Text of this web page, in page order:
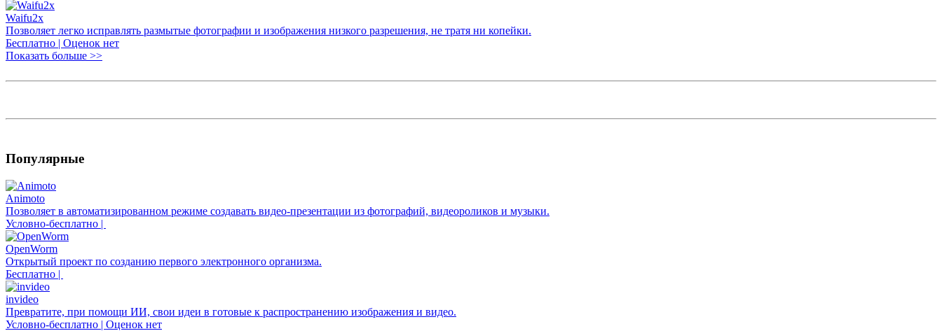
Waifu2x
Позволяет легко исправлять размытые фотографии и изображения низкого разрешения, не тратя ни копейки.
Бесплатно | Оценок нет
Показать больше >>
Популярные
Animoto
Позволяет в автоматизированном режиме создавать видео-презентации из фотографий, видеороликов и музыки.
Условно-бесплатно |
OpenWorm
Открытый проект по созданию первого электронного организма.
Бесплатно |
invideo
Превратите, при помощи ИИ, свои идеи в готовые к распространению изображения и видео.
Условно-бесплатно | Оценок нет